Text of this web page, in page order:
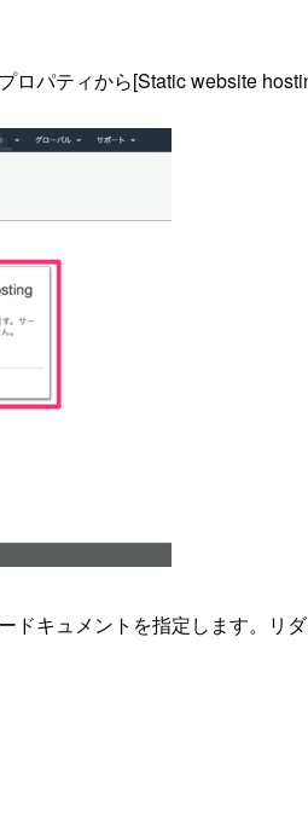
パティから[Static website
キュメントを指定します。リ